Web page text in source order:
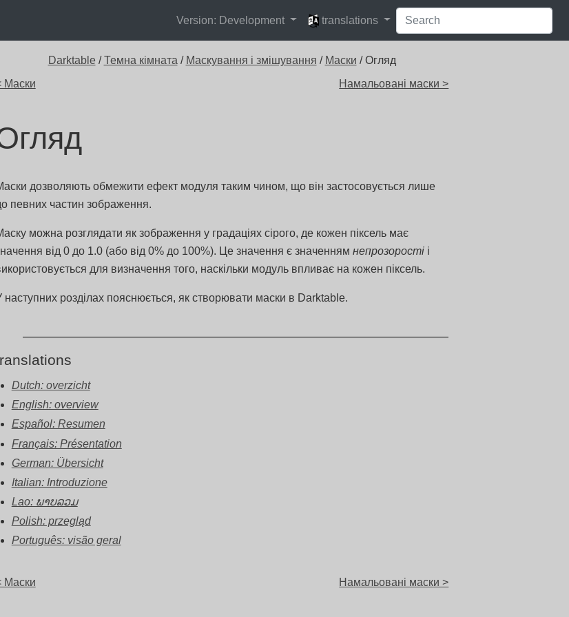
Version: Development
languages
translations
Darktable /Темна кімната / Маскування і змішування / Маски / Огляд
Маски
Намальовані маски >
дозволяють обмежити ефект модуля таким чином, що він застосовується лише
певних частин зображення.
можна розглядати як зображення у градаціях сірого, де кожен піксель має
від 0 до 1.0 (або від 0% до 100%). Це значення є значенням непрозоростіі
для визначення того, наскільки модуль впливає на кожен піксель.
наступних розділах пояснюється, як створювати маски в Darktable.
Dutch: overzicht
English: overview
Español: Resumen
Français: Présentation
German: Übersicht
Italian: Introduzione
Lao: ພາບລວມ
Polish: przegląd
Português: visão geral
Маски Намальовані маски >